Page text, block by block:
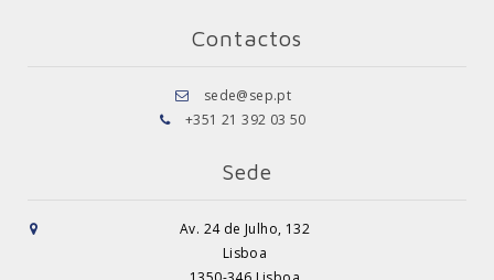
Contactos
sede@sep.pt
+351 21 392 03 50
Sede
Av. 24 de Julho, 132
Lisboa